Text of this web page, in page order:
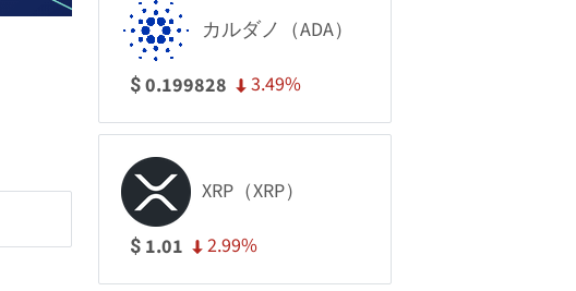
カルダノ（ADA）
$0.199828 3.49%
XRP（XRP）
$ 1.01 2.99%